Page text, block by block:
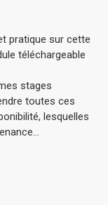
pratique sur cette
téléchargeable
stages
toutes ces
lesquelles